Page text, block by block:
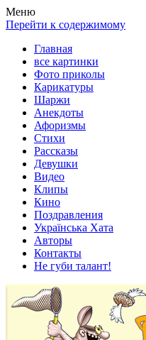
Весела хата — прикольные
клипы!
Покажем всем ваши фото
рассказы, видео и песни!
Меню
Перейти к содержимому
Главная
все картинки
Фото приколы
Карикатуры
Шаржи
Анекдоты
Афоризмы
Стихи
Рассказы
Девушки
Видео
Клипы
Кино
Поздравления
Українська Хата
Авторы
Контакты
Не губи талант!